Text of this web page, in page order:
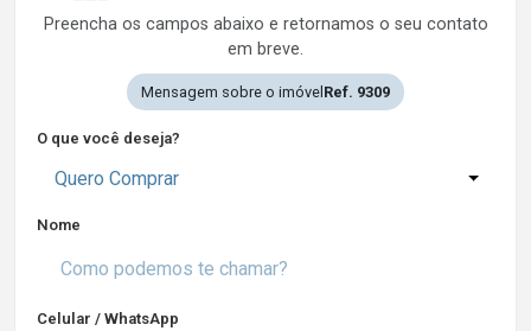
Preencha os campos abaixo e retornamos o seu contato
em breve.
Mensagem sobre o imóvel Ref. 9309
O que você deseja?
Quero Comprar
Nome
Celular / WhatsApp